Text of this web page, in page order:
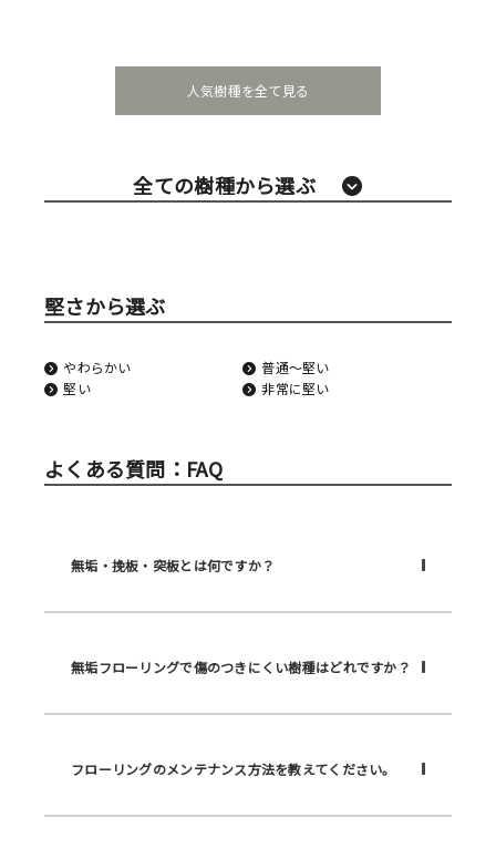
人気樹種を全て見る
全ての樹種から選ぶ
堅さから選ぶ
やわらかい
普通〜堅い
堅い
非常に堅い
よくある質問：FAQ
無垢・挽板・突板とは何ですか？
無垢フローリングで傷のつきにくい樹種はどれですか？
フローリングのメンテナンス方法を教えてください。